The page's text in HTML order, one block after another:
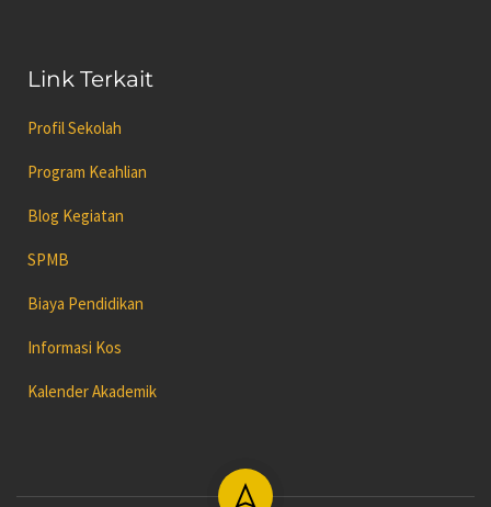
Link Terkait
Profil Sekolah
Program Keahlian
Blog Kegiatan
SPMB
Biaya Pendidikan
Informasi Kos
Kalender Akademik